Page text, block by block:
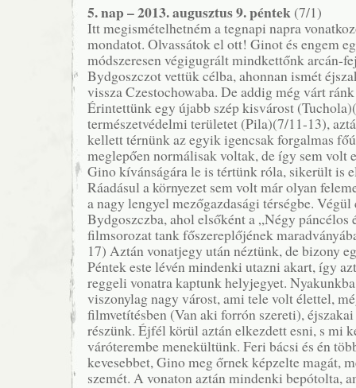
5. nap – 2013. augusztus 9. péntek (7/1)
Itt megismételhetném a tegnapi napra
mondatot. Olvassátok el ott! Ginot és engem
módszeresen végigugrált mindkettőnk arcán-
Bydgoszczot vettük célba, ahonnan ismét
vissza Czestochowaba. De addig még várt
Érintettünk egy újabb szép kisvárost
természetvédelmi területet (Pila)(7/11-13),
kellett térnünk az egyik igencsak forgalmas
meglepően normálisak voltak, de így sem volt
Gino kívánságára le is tértünk róla, sikerült is
Ráadásul a környezet sem volt már olyan
a nagy lengyel mezőgazdasági térségbe.
Bydgoszczba, ahol elsőként a „Négy páncélos
filmsorozat tank főszereplőjének
17) Aztán vonatjegy után néztünk, de bizony
Péntek este lévén mindenki utazni akart, így
reggeli vonatra kaptunk helyjegyet.
viszonylag nagy várost, ami tele volt élettel,
filmvetítésben (Van aki forrón szereti),
részünk. Éjfél körül aztán elkezdett esni, s mi
váróterembe menekültünk. Feri bácsi és én
kevesebbet, Gino meg őrnek képzelte magát,
szemét. A vonaton aztán mindenki bepótolta,